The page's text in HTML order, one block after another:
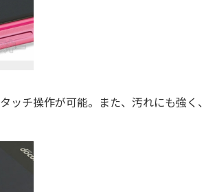
ッチ操作が可能。また、汚れにも強く